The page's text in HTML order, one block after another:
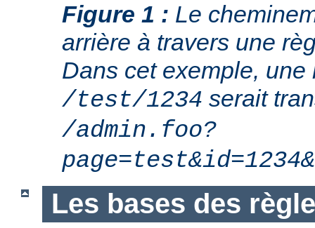
Figure 1 : Le
arrière à travers une
Dans cet exemple, une
/test/1234 serait
/admin.foo?
Les bases des